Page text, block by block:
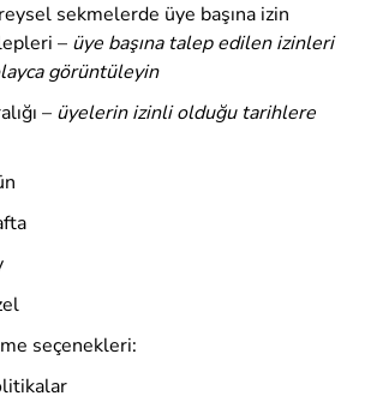
sekmelerde üye başına izin
– üye başına talep edilen izinleri
görüntüleyin
– üyelerin izinli olduğu tarihlere
seçenekleri: